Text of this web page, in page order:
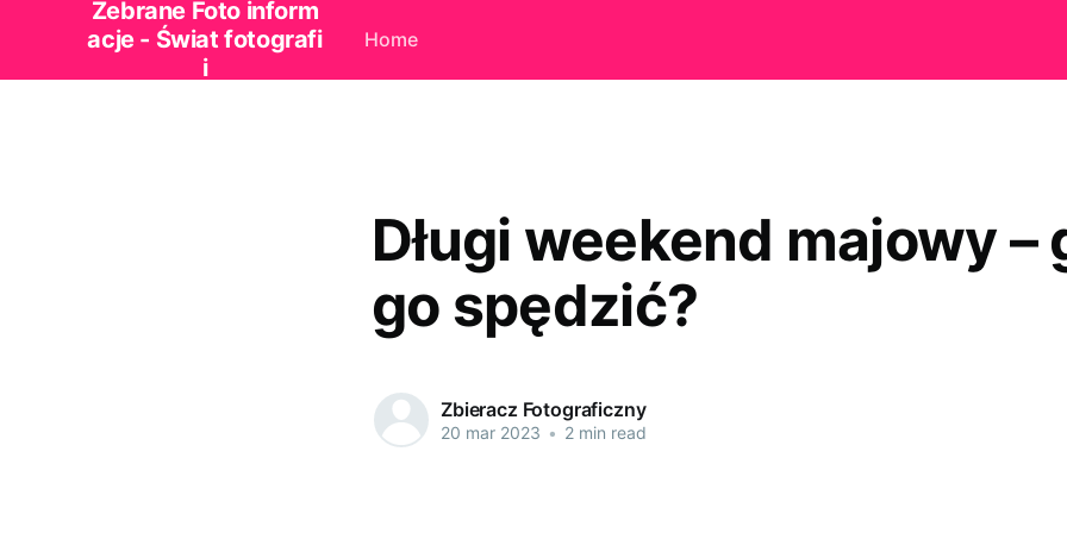
Zebrane Foto inform
acje - Świat fotografi
i
Home
Długi weekend majowy –
go spędzić?
Zbieracz Fotograficzny
20 mar 2023 • 2 min read